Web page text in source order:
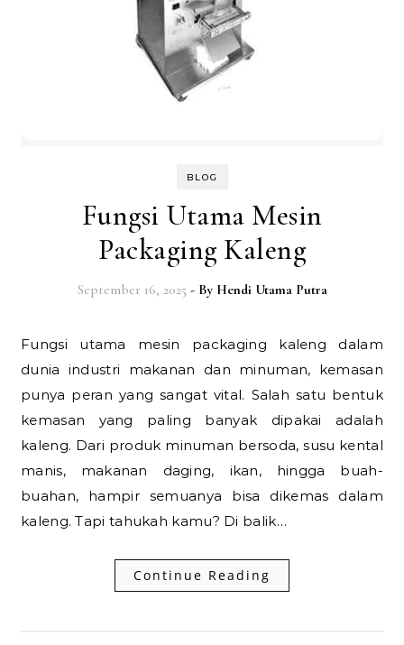
BLOG
Fungsi Utama Mesin
Packaging Kaleng
September 16, 2025 - By Hendi Utama Putra
Fungsi utama mesin packaging kaleng dalam
dunia industri makanan dan minuman, kemasan
punya peran yang sangat vital. Salah satu bentuk
kemasan yang paling banyak dipakai adalah
kaleng. Dari produk minuman bersoda, susu kental
manis, makanan daging, ikan, hingga buah-
buahan, hampir semuanya bisa dikemas dalam
kaleng. Tapi tahukah kamu? Di balik…
Continue Reading